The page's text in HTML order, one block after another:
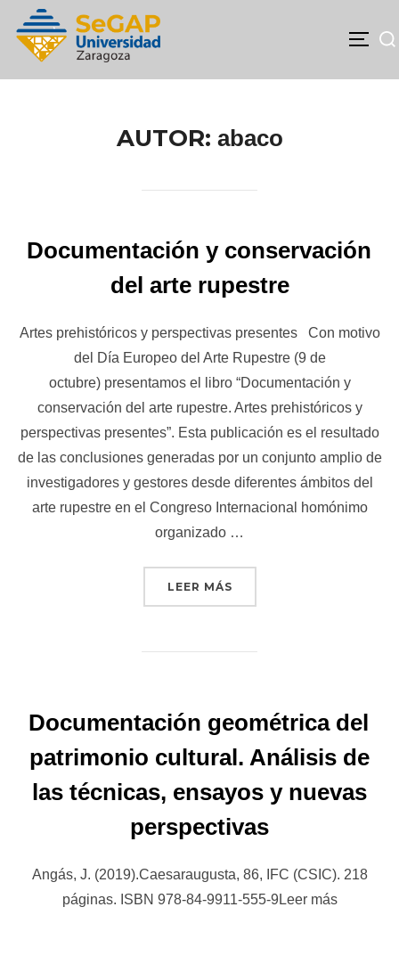
Saltar
AUTOR: abaco
Documentación y conservación
del arte rupestre
Artes prehistóricos y perspectivas presentes Con motivo
del Día Europeo del Arte Rupestre (9 de
octubre) presentamos el libro “Documentación y
conservación del arte rupestre. Artes prehistóricos y
perspectivas presentes”. Esta publicación es el resultado
de las conclusiones generadas por un conjunto amplio de
investigadores y gestores desde diferentes ámbitos del
arte rupestre en el Congreso Internacional homónimo
organizado …
LEER MÁS«DOCUMENTACIÓN Y
Documentación geométrica del
patrimonio cultural. Análisis de
las técnicas, ensayos y nuevas
perspectivas
Angás, J. (2019).Caesaraugusta, 86, IFC (CSIC). 218
páginas. ISBN 978-84-9911-555-9Leer más